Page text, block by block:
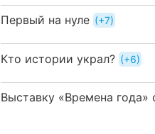
Первый на нуле +7
Кто истории украл? +6
Выставку «Времена года»